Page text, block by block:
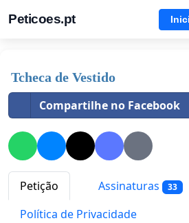
Peticoes.pt
Tcheca de Vestido
Compartilhe no Facebook
Petição Assinaturas 33
Política de Privacidade